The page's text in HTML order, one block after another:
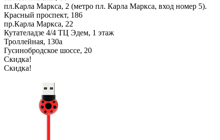
пл.Карла Маркса, 2 (метро пл. Карла Маркса, вход номер 5).
Красный проспект, 186
пр.Карла Маркса, 22
Кутателадзе 4/4 ТЦ Эдем, 1 этаж
Троллейная, 130а
Гусинобродское шоссе, 20
Скидка!
Скидка!